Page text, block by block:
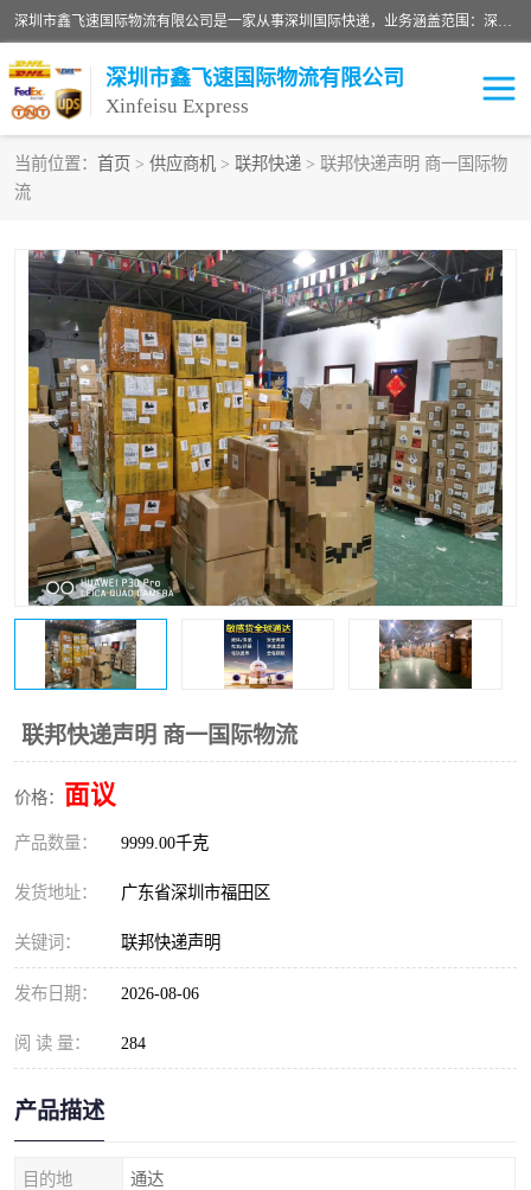
深圳市鑫飞速国际物流有限公司是一家从事深圳国际快递，业务涵盖范围：深圳DHL国际快递、深圳国际快递公司、深圳国际物流公司、深圳国际快递、深圳DHL国际快递电话可拨打全国服务热线：15019287411。欢迎各位亲来人来电到我司洽谈合作。
深圳市鑫飞速国际物流有限公司
Xinfeisu Express
当前位置： 首页 > 供应商机 > 联邦快递 > 联邦快递声明 商一国际物
流
联邦快递声明 商一国际物流
价格： 面议
产品数量： 9999.00千克
发货地址： 广东省深圳市福田区
关键词： 联邦快递声明
发布日期： 2026-08-06
阅 读 量： 284
产品描述
目的地 通达
俄罗斯快递 巴西快递
深圳DHL国际快递 伊朗快递
UPS国际快递 深圳国际快递公司
深圳国际物流公司 深圳国际快递电话
DHL国际快递电话 深圳国际快递
新能源电池出口物流